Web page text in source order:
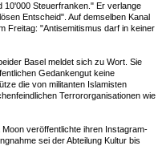
10'000 Steuerfranken." Er verlange
Entscheid". Auf demselben Kanal
Freitag: "Antisemitismus darf in keiner
Basel meldet sich zu Wort. Sie
Gedankengut keine
die von militanten Islamisten
Terrororganisationen wie
veröffentlichte ihren Instagram-
sei der Abteilung Kultur bis